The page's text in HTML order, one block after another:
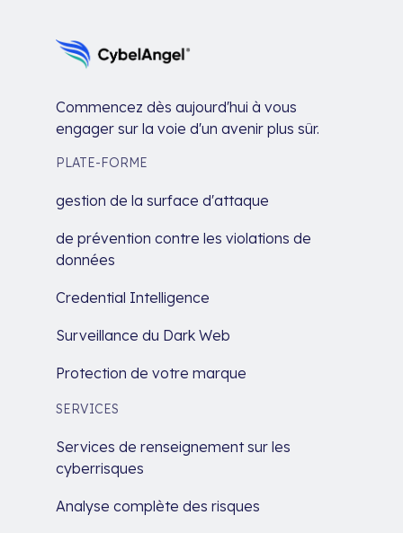
Commencez dès aujourd'hui à vous
engager sur la voie d'un avenir plus sûr.
PLATE-FORME
gestion de la surface d'attaque
de prévention contre les violations de
données
Credential Intelligence
Surveillance du Dark Web
Protection de votre marque
SERVICES
Services de renseignement sur les
cyberrisques
Analyse complète des risques